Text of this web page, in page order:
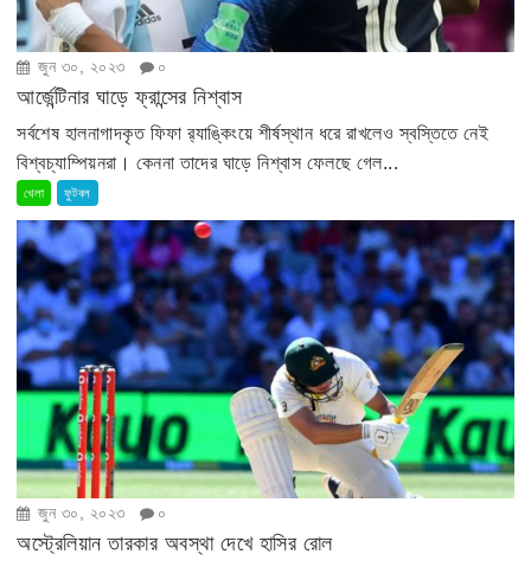
জুন ৩০, ২০২৩ ০
আর্জেন্টিনার ঘাড়ে ফ্রান্সের নিশ্বাস
সর্বশেষ হালনাগাদকৃত ফিফা র‍্যাঙ্কিংয়ে শীর্ষস্থান ধরে রাখলেও স্বস্তিতে নেই
বিশ্বচ্যাম্পিয়নরা। কেননা তাদের ঘাড়ে নিশ্বাস ফেলছে গেল...
খেলা ফুটবল
জুন ৩০, ২০২৩ ০
অস্ট্রেলিয়ান তারকার অবস্থা দেখে হাসির রোল